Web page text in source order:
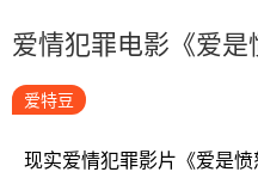
爱情犯罪电影《爱
爱特豆
现实爱情犯罪影片《爱是